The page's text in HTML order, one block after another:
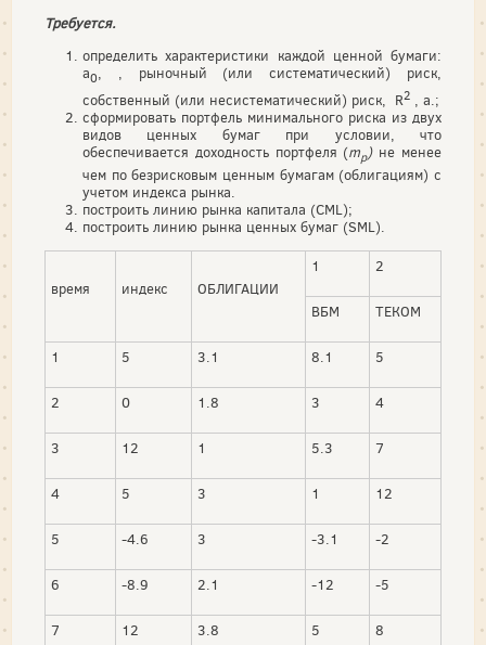
Требуется.
определить характеристики каждой ценной бумаги:
a0, , рыночный (или систематический) риск,
собственный (или несистематический) риск, R2 , a.;
сформировать портфель минимального риска из двух
видов ценных бумаг при условии, что
обеспечивается доходность портфеля (mp)не менее
чем по безрисковым ценным бумагам (облигациям) с
учетом индекса рынка.
построить линию рынка капитала (СML);
построить линию рынка ценных бумаг (SML).
время индекс ОБЛИГАЦИИ
1 2
ВБМ ТЕКОМ
1 5 3.1 8.1 5
2 0 1.8 3 4
3 12 1 5.3 7
4 5 3 1 12
5 -4.6 3 -3.1 -2
6 -8.9 2.1 -12 -5
7 12 3.8 5 8